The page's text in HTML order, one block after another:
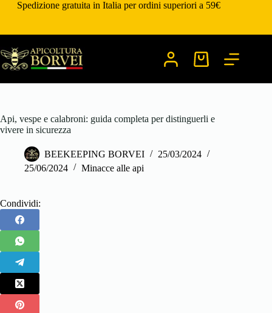
SaltaSpedizione gratuita in Italia per ordini superiori a 59€
Carrello
Api, vespe e calabroni: guida completa per distinguerli e
vivere in sicurezza
BEEKEEPING BORVEI
25/03/2024
25/06/2024
Minacce alle api
Condividi: